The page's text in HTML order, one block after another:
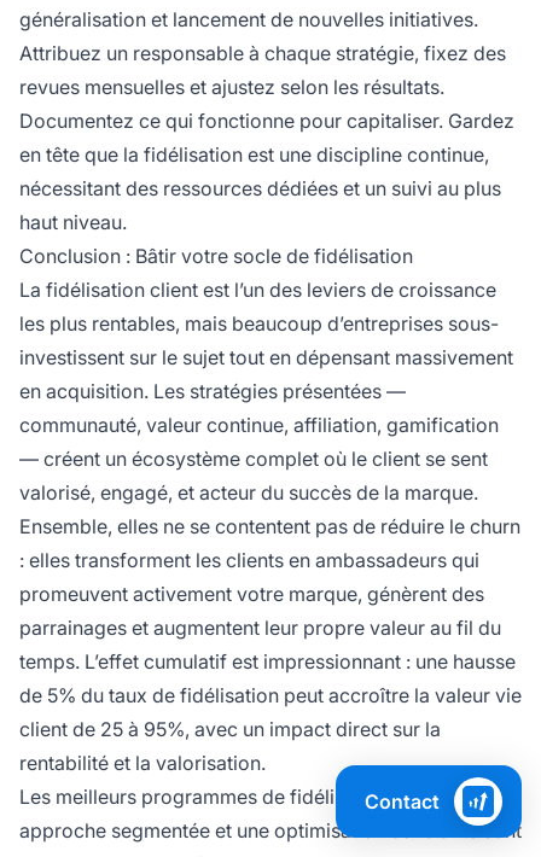
généralisation et lancement de nouvelles initiatives.
Attribuez un responsable à chaque stratégie, fixez des
revues mensuelles et ajustez selon les résultats.
Documentez ce qui fonctionne pour capitaliser. Gardez
en tête que la fidélisation est une discipline continue,
nécessitant des ressources dédiées et un suivi au plus
haut niveau.
Conclusion : Bâtir votre socle de fidélisation
La fidélisation client est l’un des leviers de croissance
les plus rentables, mais beaucoup d’entreprises sous-
investissent sur le sujet tout en dépensant massivement
en acquisition. Les stratégies présentées —
communauté, valeur continue, affiliation, gamification
— créent un écosystème complet où le client se sent
valorisé, engagé, et acteur du succès de la marque.
Ensemble, elles ne se contentent pas de réduire le churn
: elles transforment les clients en ambassadeurs qui
promeuvent activement votre marque, génèrent des
parrainages et augmentent leur propre valeur au fil du
temps. L’effet cumulatif est impressionnant : une hausse
de 5% du taux de fidélisation peut accroître la valeur vie
client de 25 à 95%, avec un impact direct sur la
rentabilité et la valorisation.
Les meilleurs programmes de fidélisation savent qu’une
approche segmentée et une optimisation constante sont
Contact